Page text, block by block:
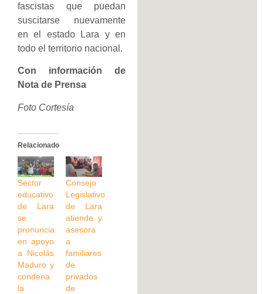
fascistas que puedan
suscitarse nuevamente
en el estado Lara y en
todo el territorio nacional.
Con información de
Nota de Prensa
Foto Cortesía
Relacionado
Sector
educativo
de Lara
se
pronuncia
en apoyo
a Nicolás
Maduro y
condena
la
Consejo
Legislativo
de Lara
atiende y
asesora
a
familiares
de
privados
de